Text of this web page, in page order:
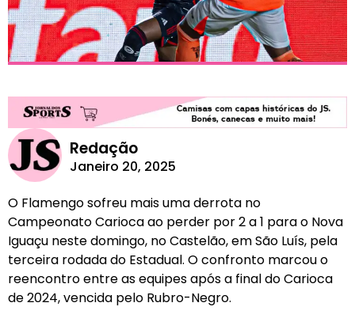
Redação
Janeiro 20, 2025
O Flamengo sofreu mais uma derrota no
Campeonato Carioca ao perder por 2 a 1 para o Nova
Iguaçu neste domingo, no Castelão, em São Luís, pela
terceira rodada do Estadual. O confronto marcou o
reencontro entre as equipes após a final do Carioca
de 2024, vencida pelo Rubro-Negro.